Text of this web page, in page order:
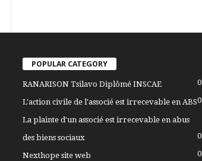
POPULAR CATEGORY
RANARISON Tsilavo Diplômé INSCAE 0
L'action civile de l'associé est irrecevable en ABS0
La plainte d'un associé est irrecevable en abus
des biens sociaux
0
Nexthope site web 0